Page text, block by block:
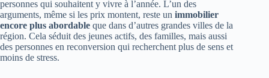
personnes qui souhaitent y vivre à l’année. L’un des
arguments, même si les prix montent, reste un immobilier
encore plus abordable que dans d’autres grandes villes de la
région. Cela séduit des jeunes actifs, des familles, mais aussi
des personnes en reconversion qui recherchent plus de sens et
moins de stress.